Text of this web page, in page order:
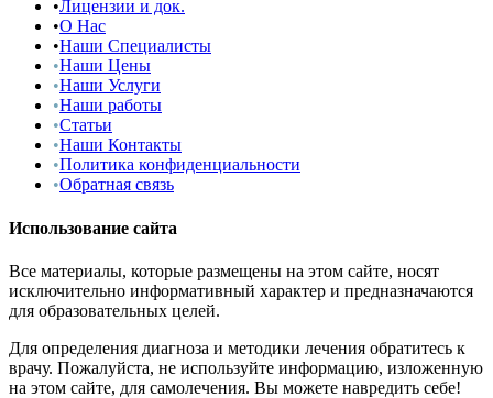
•Лицензии и док.
•О Нас
•Наши Специалисты
•Наши Цены
•Наши Услуги
•Наши работы
•Статьи
•Наши Контакты
•Политика конфиденциальности
•Обратная связь
Использование сайта
Все материалы, которые размещены на этом сайте, носят
исключительно информативный характер и предназначаются
для образовательных целей.
Для определения диагноза и методики лечения обратитесь к
врачу. Пожалуйста, не используйте информацию, изложенную
на этом сайте, для самолечения. Вы можете навредить себе!